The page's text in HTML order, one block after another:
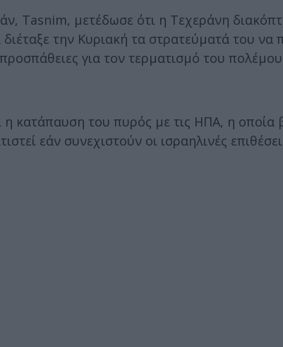
Tasnim, μετέδωσε ότι η Τεχεράνη
την Κυριακή τα στρατεύματά του
για τον τερματισμό του
κατάπαυση του πυρός με τις ΗΠΑ, η οποία
εάν συνεχιστούν οι ισραηλινές